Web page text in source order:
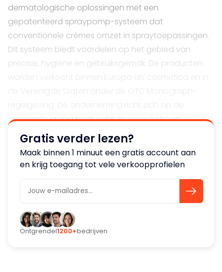
dermatologische oplossingen met een
gepatenteerd spraypomp-systeem dat
conventionele crèmes omzet in spraytoepassingen.
Dit systeem biedt voordelen op het gebied van
precisie, hygiëne en gebruiksgemak. De producten
groeiende vraag naar gebruiksvriendelijke en
innovatieve toepassingen in huidverzorging.
Markt en klanten
Europa en de Verenigde Staten, waarbij de
doelgroep zowel consumenten als professionele
gebruikers omvat binnen de dermatologische en
cosmetische sector. De onderneming speelt in op
Gratis verder lezen?
Maak binnen 1 minuut een gratis account aan
en krijg toegang tot vele verkoopprofielen
Ontgrendel1200+bedrijven